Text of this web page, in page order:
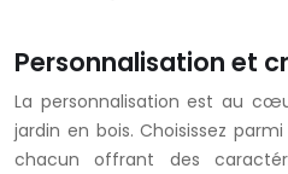
Personnalisation et
La personnalisation est au
jardin en bois. Choisissez
chacun offrant des